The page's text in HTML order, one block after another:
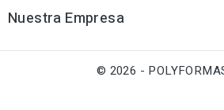
Nuestra Empresa
© 2026 -